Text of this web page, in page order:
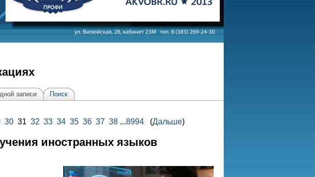
записи Поиск
30 31 32 33 34 35 36 37 38 ...8994 (Дальше)
иностранных языков